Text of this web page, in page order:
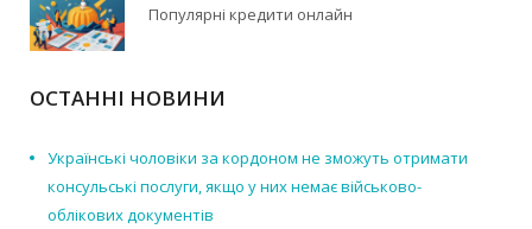
Популярні кредити онлайн
ОСТАННІ НОВИНИ
Українські чоловіки за кордоном не зможуть отримати
консульські послуги, якщо у них немає військово-
облікових документів